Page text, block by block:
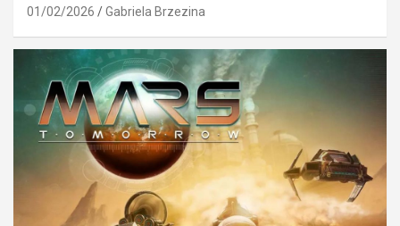
01/02/2026 Gabriela Brzezina